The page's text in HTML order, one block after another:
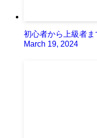
初心者から上級者
March 19, 2024